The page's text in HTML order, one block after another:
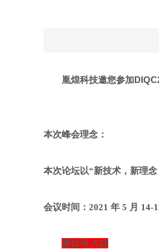
胤煌科技邀您参加DIQC
本次峰会理念：
本次论坛以“新技术，新理
会议时间： 2021 年 5 月 14-
展位号:A32